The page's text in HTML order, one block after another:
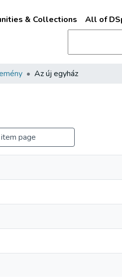
& Collections All of
Az új egyház
page